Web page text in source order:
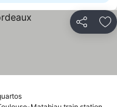
Partilhar